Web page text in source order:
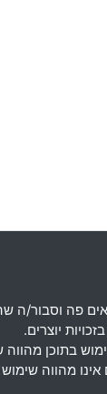
פה וסבור/ה
יוצרים.
בתוכן
אינו מהווה